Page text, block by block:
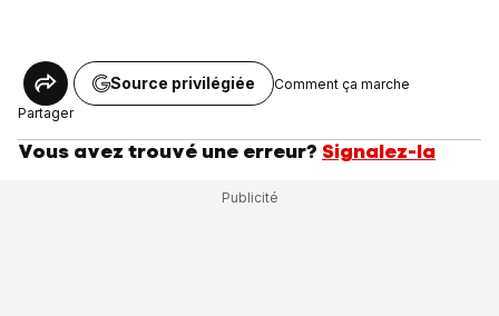
Partager
Source privilégiée Comment ça marche
Vous avez trouvé une erreur? Signalez-la